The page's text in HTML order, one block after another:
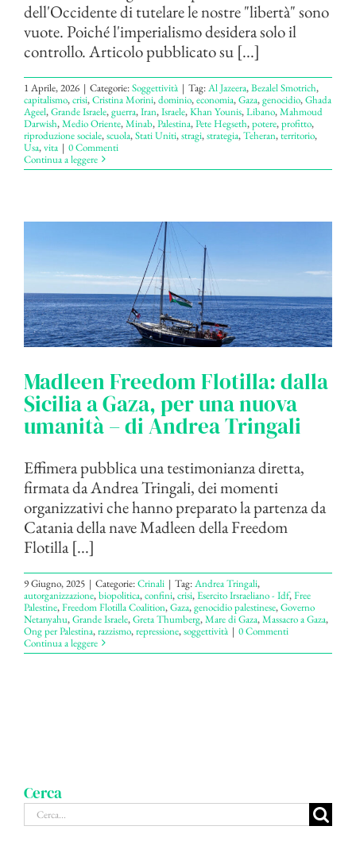
dell'Occidente di tutelare le nostre "libertà" sono
vuote. Poiché l'imperialismo desidera solo il
controllo. Articolo pubblicato su [...]
1 Aprile, 2026 | Categorie:Soggettività | Tag:Al Jazeera,Bezalel Smotrich,
capitalismo,crisi,Cristina Morini,dominio,economia,Gaza,genocidio,Ghada
Ageel,Grande Israele,guerra,Iran,Israele,Khan Younis,Libano,Mahmoud
Darwish,Medio Oriente,Minab,Palestina,Pete Hegseth,potere,profitto,
riproduzione sociale,scuola,Stati Uniti,stragi,strategia,Teheran,territorio,
Usa,vita | 0 Commenti
Continua a leggere
Madleen Freedom Flotilla: dalla
Sicilia a Gaza, per una nuova
umanità – di Andrea Tringali
Effimera pubblica una testimonianza diretta,
firmata da Andrea Tringali, dei momenti
organizzativi che hanno preparato la partenza da
Catania della nave Madleen della Freedom
Flotilla [...]
9 Giugno, 2025 | Categorie:Crinali | Tag:Andrea Tringali,
autorganizzazione,biopolitica,confini,crisi,Esercito Irsraeliano - Idf,Free
Palestine,Freedom Flotilla Coalition,Gaza,genocidio palestinese,Governo
Netanyahu,Grande Israele,Greta Thumberg,Mare di Gaza,Massacro a Gaza,
Ong per Palestina,razzismo,repressione,soggettività | 0 Commenti
Continua a leggere
Cerca
Cerca
per: